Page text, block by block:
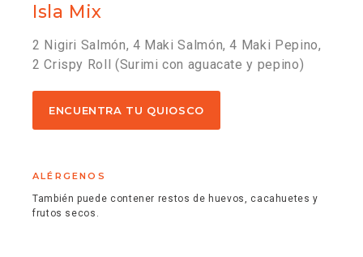
Isla Mix
2 Nigiri Salmón, 4 Maki Salmón, 4 Maki Pepino,
2 Crispy Roll (Surimi con aguacate y pepino)
ENCUENTRA TU QUIOSCO
ALÉRGENOS
También puede contener restos de huevos, cacahuetes y
frutos secos.